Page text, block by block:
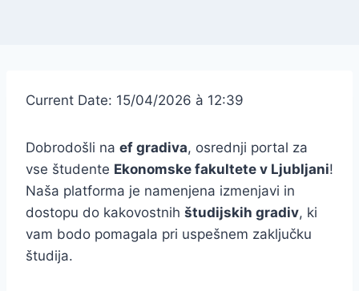
Current Date: 15/04/2026 à 12:39
Dobrodošli na ef gradiva, osrednji portal za
vse študente Ekonomske fakultete v Ljubljani!
Naša platforma je namenjena izmenjavi in
dostopu do kakovostnih študijskih gradiv, ki
vam bodo pomagala pri uspešnem zaključku
študija.